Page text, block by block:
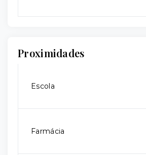
Proximidades
Escola
Farmácia